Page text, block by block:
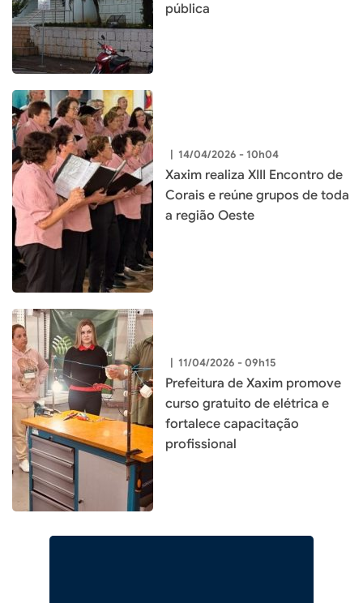
pública
| 14/04/2026 - 10h04
Xaxim realiza XIII Encontro de
Corais e reúne grupos de toda
a região Oeste
| 11/04/2026 - 09h15
Prefeitura de Xaxim promove
curso gratuito de elétrica e
fortalece capacitação
profissional